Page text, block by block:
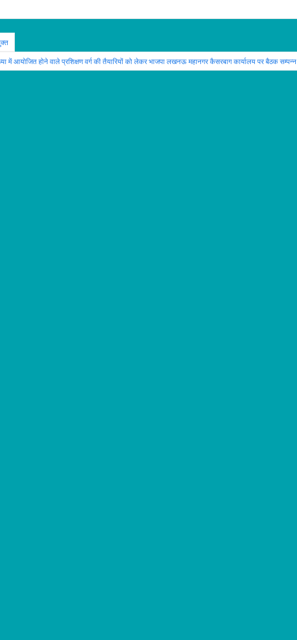
में आयोजित होने वाले प्रशिक्षण वर्ग की तैयारियों को लेकर भाजपा लखनऊ महानगर कैसरबाग कार्यालय पर बैठक सम्पन्न